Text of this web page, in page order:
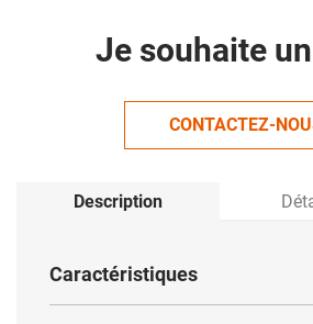
Je souhaite
CONTACTEZ-
Description
Caractéristiques